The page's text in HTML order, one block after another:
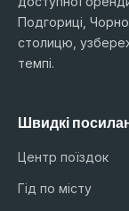
Подгориці,
столицю,
темпі.
Швидкі
Центр поїздок
Гід по місту